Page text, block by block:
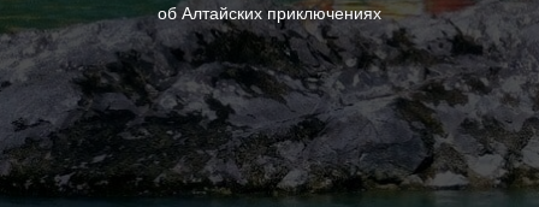
об Алтайских приключениях